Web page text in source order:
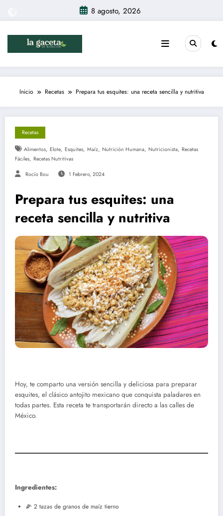
contenido
8 agosto, 2026
Inicio Recetas Prepara tus esquites: una receta sencilla y nutritiva
Recetas
Alimentos, Elote, Esquites, Maíz, Nutrición Humana, Nutricionista, Recetas
Fáciles, Recetas Nutritivas
Rocío Bou 1 Febrero, 2024
Prepara tus esquites: una
receta sencilla y nutritiva
Hoy, te comparto una versión sencilla y deliciosa para preparar
esquites, el clásico antojito mexicano que conquista paladares en
todas partes. Esta receta te transportarán directo a las calles de
México.
Ingredientes:
🌽 2 tazas de granos de maíz tierno